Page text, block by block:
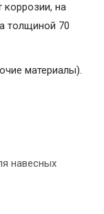
коррозии, на
толщиной 70
материалы).
навесных